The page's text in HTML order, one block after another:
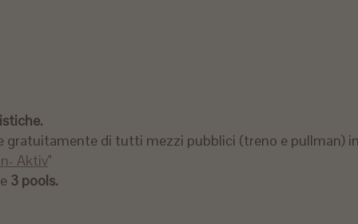
di tutti mezzi pubblici (treno e pullman)
Aktiv"
e 3 pools.